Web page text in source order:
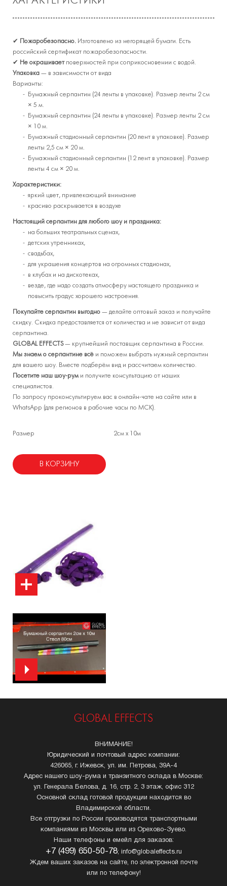
✔ Пожаробезопасно. Изготовлено из негорящей бумаги. Есть
российский сертификат пожаробезопасности.
✔ Не окрашиваетповерхностей при соприкосновении с водой.
Упаковка — в зависимости от вида
Варианты:
Бумажный серпантин (24 ленты в упаковке). Размер ленты 2 см
× 5 м.
Бумажный серпантин (24 ленты в упаковке). Размер ленты 2 см
× 10 м.
Бумажный стадионный серпантин (20 лент в упаковке). Размер
ленты 2,5 см × 20 м.
Бумажный стадионный серпантин (12 лент в упаковке). Размер
ленты 4 см × 20 м.
Характеристики:
яркий цвет, привлекающий внимание
красиво раскрывается в воздухе
Настоящий серпантин для любого шоу и праздника:
на больших театральных сценах,
детских утренниках,
свадьбах,
для украшения концертов на огромных стадионах,
в клубах и на дискотеках,
везде, где надо создать атмосферу настоящего праздника и
повысить градус хорошего настроения.
Покупайте серпантин выгодно — делайте оптовый заказ и получайте
скидку. Скидка предоставляется от количества и не зависит от вида
серпантина.
GLOBAL EFFECTS— крупнейший поставщик серпантина в России.
Мы знаем о серпантине всё и поможем выбрать нужный серпантин
для вашего шоу. Вместе подберём вид и рассчитаем количество.
Посетите наш шоу-рум и получите консультацию от наших
специалистов.
По запросу проконсультируем вас в онлайн-чате на сайте или в
WhatsApp (для регионов в рабочие часы по МСК).
Размер 2см х 10м
В КОРЗИНУ
GLOBAL EFFECTS
ВНИМАНИЕ!
Юридический и почтовый адрес компании:
426065, г. Ижевск, ул. им. Петрова, 39А-4
Адрес нашего шоу-рума и транзитного склада в Москве:
ул. Генерала Белова, д. 16, стр. 2, 3 этаж, офис 312
Основной склад готовой продукции находится во
Владимирской области.
Все отгрузки по России производятся транспортными
компаниями из Москвы или из Орехово-Зуево.
Наши телефоны и емейл для заказов:
+7 (499) 650-50-78; info@globaleffects.ru
Ждем ваших заказов на сайте, по электронной почте
или по телефону!